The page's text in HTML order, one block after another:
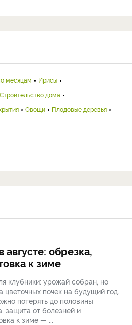
месяцам
Ирисы
Строительство дома
Овощи
Плодовые деревья
августе: обрезка,
к зиме
клубники: урожай собран, но
цветочных почек на будущий год.
потерять до половины
защита от болезней и
к зиме — ...